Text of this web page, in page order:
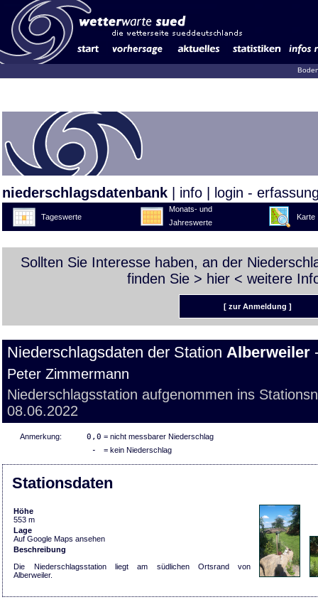
niederschlagsdatenbank info login -
Tageswerte
Monats- und
Jahreswerte
Karte
Sollten Sie Interesse haben, an der
finden Sie > hier < weitere
[ zur Anmeldung ]
Niederschlagsdaten der Station Alberweiler
Peter Zimmermann
Niederschlagsstation aufgenommen ins
08.06.2022
Anmerkung: 0,0 = nicht messbarer Niederschlag
- = kein Niederschlag
Stationsdaten
Höhe
553 m
Lage
Auf Google Maps ansehen
Beschreibung
Die Niederschlagsstation liegt am südlichen Ortsrand von
Alberweiler.